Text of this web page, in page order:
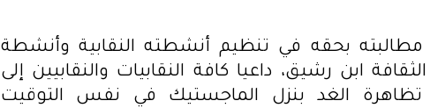
مطالبته بحقه في تنظيم أنشطته النقابية وأنشطة
ابن رشيق، داعيا كافة النقابيات والنقابيين إلى
تظاهرة الغد بنزل الماجستيك في نفس التوقيت